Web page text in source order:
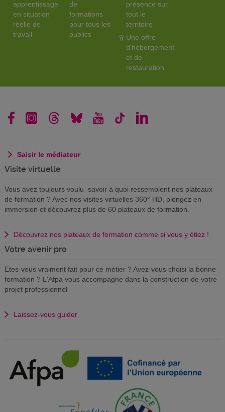
apprentissage
en situation
réelle de
travail
de
formations
pour tous les
publics
présence sur
tout le
territoire
Une offre
d'hébergement
et de
restauration
Saisir le médiateur
Visite virtuelle
Vous avez toujours voulu savoir à quoi ressemblent nos plateaux
de formation ? Avec nos visites virtuelles 360° HD, plongez en
immersion et découvrez plus de 60 plateaux de formation.
Découvrez nos plateaux de formation comme si vous y étiez !
Votre avenir pro
Etes-vous vraiment fait pour ce métier ? Avez-vous choisi la bonne
formation ? L'Afpa vous accompagne dans la construction de votre
projet professionnel
Laissez-vous guider